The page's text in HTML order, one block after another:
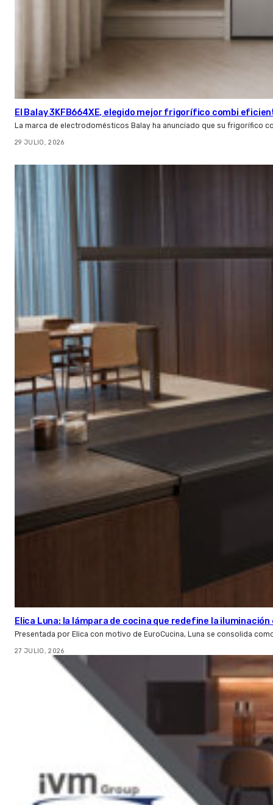
El Balay 3KFB664XE, elegido mejor frigorífico combi
La marca de electrodomésticos Balay ha anunciado que su frigorífico
29 JULIO, 2026
Elica Luna: la lámpara de cocina que redefine la
Presentada por Elica con motivo de EuroCucina, Luna se consolida
27 JULIO, 2026